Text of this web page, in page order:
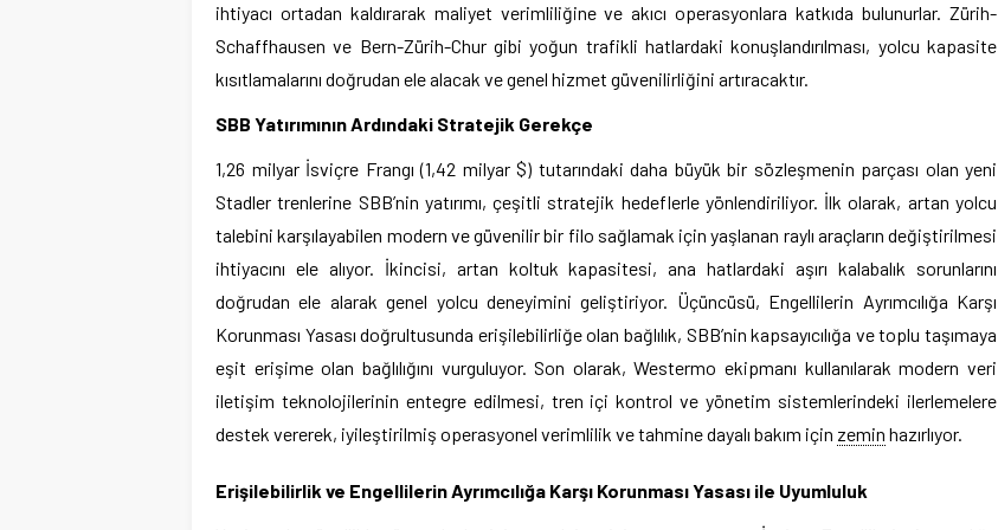
ihtiyacı ortadan kaldırarak maliyet verimliliğine ve akıcı operasyonlara katkıda bulunurlar. Zürih-
Schaffhausen ve Bern-Zürih-Chur gibi yoğun trafikli hatlardaki konuşlandırılması, yolcu kapasite
kısıtlamalarını doğrudan ele alacak ve genel hizmet güvenilirliğini artıracaktır.
SBB Yatırımının Ardındaki Stratejik Gerekçe
1,26 milyar İsviçre Frangı (1,42 milyar $) tutarındaki daha büyük bir sözleşmenin parçası olan yeni
Stadler trenlerine SBB’nin yatırımı, çeşitli stratejik hedeflerle yönlendiriliyor. İlk olarak, artan yolcu
talebini karşılayabilen modern ve güvenilir bir filo sağlamak için yaşlanan raylı araçların değiştirilmesi
ihtiyacını ele alıyor. İkincisi, artan koltuk kapasitesi, ana hatlardaki aşırı kalabalık sorunlarını
doğrudan ele alarak genel yolcu deneyimini geliştiriyor. Üçüncüsü, Engellilerin Ayrımcılığa Karşı
Korunması Yasası doğrultusunda erişilebilirliğe olan bağlılık, SBB’nin kapsayıcılığa ve toplu taşımaya
eşit erişime olan bağlılığını vurguluyor. Son olarak, Westermo ekipmanı kullanılarak modern veri
iletişim teknolojilerinin entegre edilmesi, tren içi kontrol ve yönetim sistemlerindeki ilerlemelere
destek vererek, iyileştirilmiş operasyonel verimlilik ve tahmine dayalı bakım için zemin hazırlıyor.
Erişilebilirlik ve Engellilerin Ayrımcılığa Karşı Korunması Yasası ile Uyumluluk